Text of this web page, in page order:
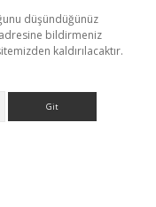
düşündüğünüz
adresine bildirmeniz
kaldırılacaktır.